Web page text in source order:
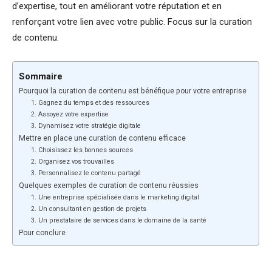
d’expertise, tout en améliorant votre réputation et en
renforçant votre lien avec votre public. Focus sur la curation
de contenu.
Sommaire
Pourquoi la curation de contenu est bénéfique pour votre entreprise
1. Gagnez du temps et des ressources
2. Assoyez votre expertise
3. Dynamisez votre stratégie digitale
Mettre en place une curation de contenu efficace
1. Choisissez les bonnes sources
2. Organisez vos trouvailles
3. Personnalisez le contenu partagé
Quelques exemples de curation de contenu réussies
1. Une entreprise spécialisée dans le marketing digital
2. Un consultant en gestion de projets
3. Un prestataire de services dans le domaine de la santé
Pour conclure